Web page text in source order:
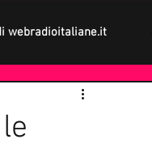
webradioitaliane.it
Letteratura